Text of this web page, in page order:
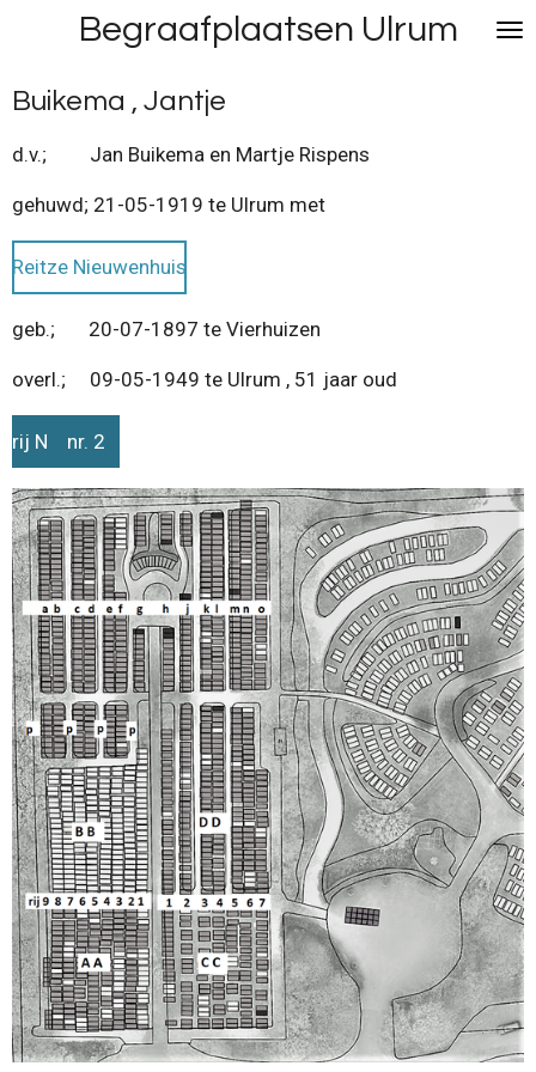
naar
de
hoofdinhoud
Begraafplaatsen Ulrum
Buikema , Jantje
d.v.; Jan Buikema en Martje Rispens
gehuwd; 21-05-1919 te Ulrum met
Reitze Nieuwenhuis
geb.; 20-07-1897 te Vierhuizen
overl.; 09-05-1949 te Ulrum , 51 jaar oud
rij N nr. 2